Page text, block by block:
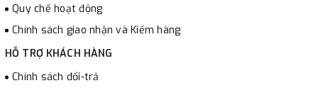
Quy chế hoạt động
Chính sách giao nhận và Kiểm hàng
HỖ TRỢ KHÁCH HÀNG
Chính sách đổi-trả